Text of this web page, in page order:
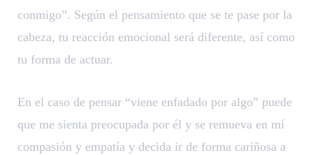
conmigo”. Según el pensamiento que se te pase por la
cabeza, tu reacción emocional será diferente, así como
tu forma de actuar.
En el caso de pensar “viene enfadado por algo” puede
que me sienta preocupada por él y se remueva en mí
compasión y empatía y decida ir de forma cariñosa a